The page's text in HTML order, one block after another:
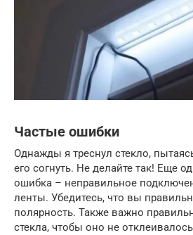
Частые ошибки
Однажды я треснул стекло,
его согнуть. Не делайте так! Еще
ошибка – неправильное
ленты. Убедитесь, что вы
полярность. Также важно
стекла, чтобы оно не